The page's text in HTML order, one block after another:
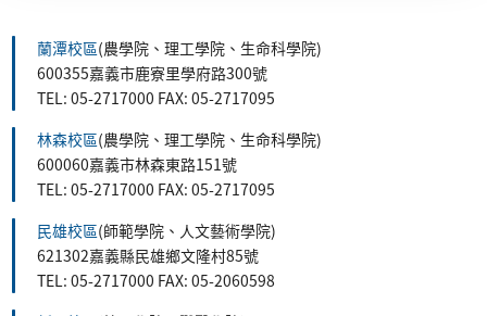
蘭潭校區(農學院、理工學院、生命科學院)
600355嘉義市鹿寮里學府路300號
TEL: 05-2717000 FAX: 05-2717095
林森校區(農學院、理工學院、生命科學院)
600060嘉義市林森東路151號
TEL: 05-2717000 FAX: 05-2717095
民雄校區(師範學院、人文藝術學院)
621302嘉義縣民雄鄉文隆村85號
TEL: 05-2717000 FAX: 05-2060598